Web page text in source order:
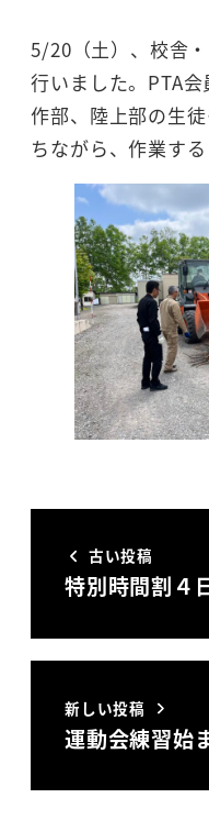
5/20（土）、校舎
行いました。PTA
作部、陸上部の生
ちながら、作業す
古い投稿
特別時間割４
新しい投稿
運動会練習始